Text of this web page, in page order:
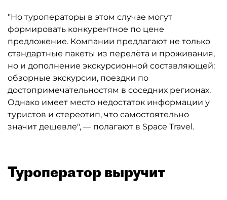
"Но туроператоры в этом случае могут
формировать конкурентное по цене
предложение. Компании предлагают не только
стандартные пакеты из перелёта и проживания,
но и дополнение экскурсионной составляющей:
обзорные экскурсии, поездки по
достопримечательностям в соседних регионах.
Однако имеет место недостаток информации у
туристов и стереотип, что самостоятельно
значит дешевле", — полагают в Space Travel.
Туроператор выручит